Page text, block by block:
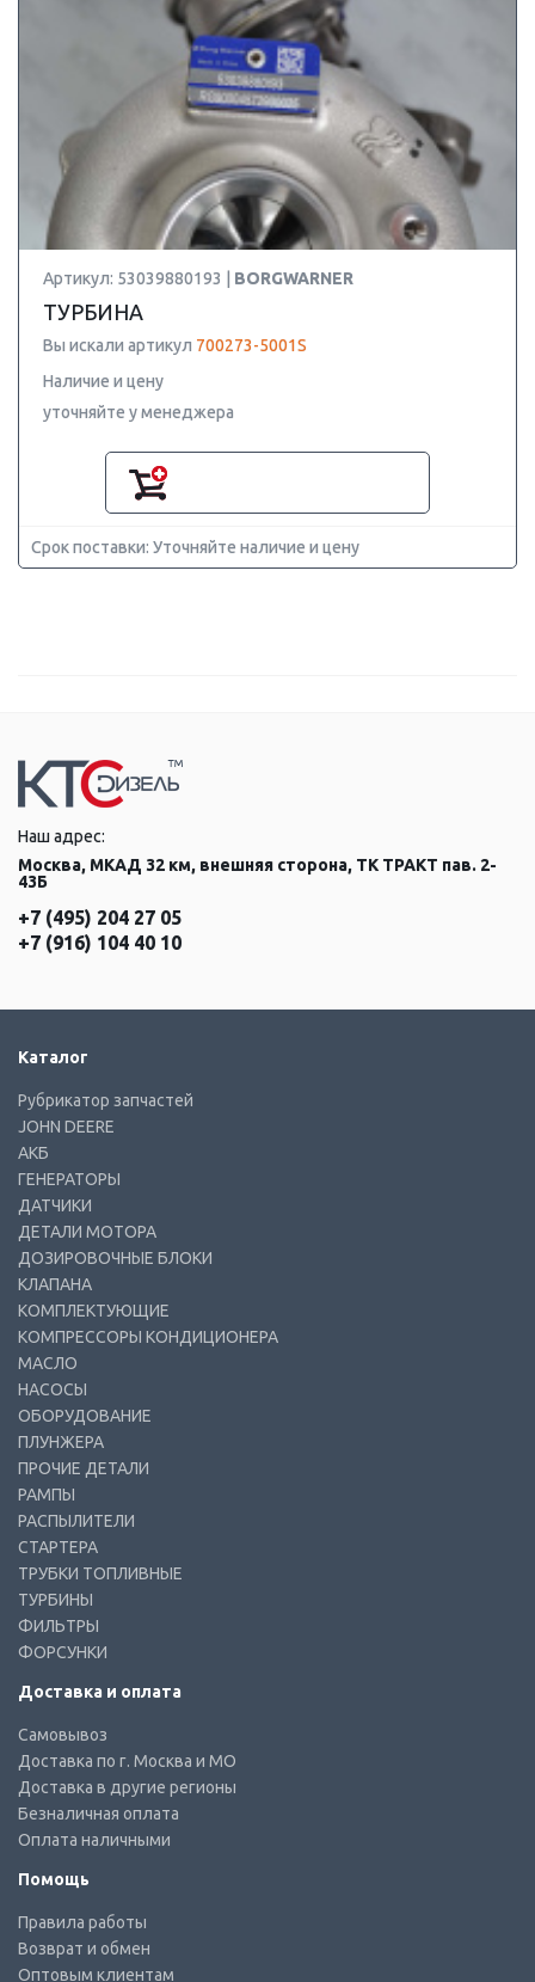
Артикул: 53039880193 | BORGWARNER
ТУРБИНА
Вы искали артикул 700273-5001S
Наличие и цену
уточняйте у менеджера
Срок поставки: Уточняйте наличие и цену
Наш адрес:
Москва, МКАД 32 км, внешняя сторона, ТК ТРАКТ пав. 2-
43Б
+7 (495) 204 27 05
+7 (916) 104 40 10
Каталог
Рубрикатор запчастей
JOHN DEERE
АКБ
ГЕНЕРАТОРЫ
ДАТЧИКИ
ДЕТАЛИ МОТОРА
ДОЗИРОВОЧНЫЕ БЛОКИ
КЛАПАНА
КОМПЛЕКТУЮЩИЕ
КОМПРЕССОРЫ КОНДИЦИОНЕРА
МАСЛО
НАСОСЫ
ОБОРУДОВАНИЕ
ПЛУНЖЕРА
ПРОЧИЕ ДЕТАЛИ
РАМПЫ
РАСПЫЛИТЕЛИ
СТАРТЕРА
ТРУБКИ ТОПЛИВНЫЕ
ТУРБИНЫ
ФИЛЬТРЫ
ФОРСУНКИ
Доставка и оплата
Самовывоз
Доставка по г. Москва и МО
Доставка в другие регионы
Безналичная оплата
Оплата наличными
Помощь
Правила работы
Возврат и обмен
Оптовым клиентам